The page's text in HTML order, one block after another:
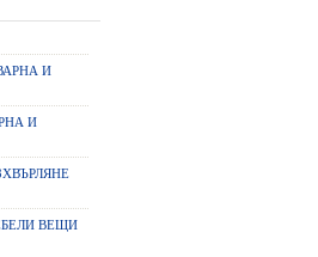
И
И
ВЕЩИ